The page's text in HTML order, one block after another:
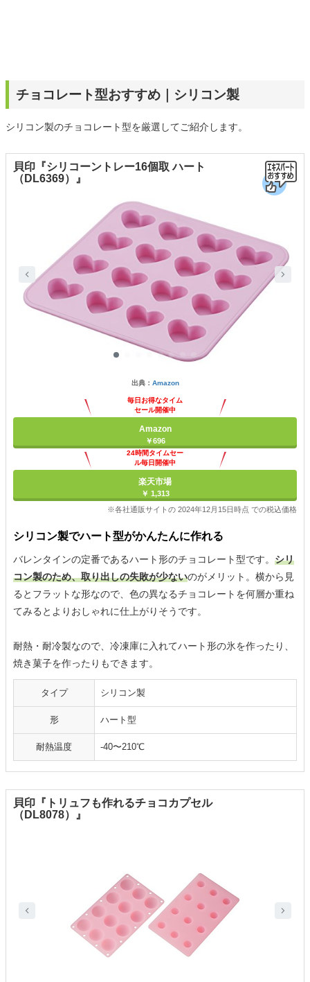
チョコレート型おすすめ｜シリコン製
シリコン製のチョコレート型を厳選してご紹介します。
貝印『シリコーントレー16個取 ハート
（DL6369）』
出典： Amazon
毎日お得なタイム
セール開催中
Amazon
￥696
24時間タイムセー
ル毎日開催中
楽天市場
￥ 1,313
※各社通販サイトの 2024年12月15日時点 での税込価格
シリコン製でハート型がかんたんに作れる
バレンタインの定番であるハート形のチョコレート型です。 シリ
コン製のため、取り出しの失敗が少ないのがメリット。横から見
るとフラットな形なので、色の異なるチョコレートを何層か重ね
てみるとよりおしゃれに仕上がりそうです。
耐熱・耐冷製なので、冷凍庫に入れてハート形の氷を作ったり、
焼き菓子を作ったりもできます。
タイプ シリコン製
形 ハート型
耐熱温度 -40〜210℃
貝印『トリュフも作れるチョコカプセル
（DL8078）』